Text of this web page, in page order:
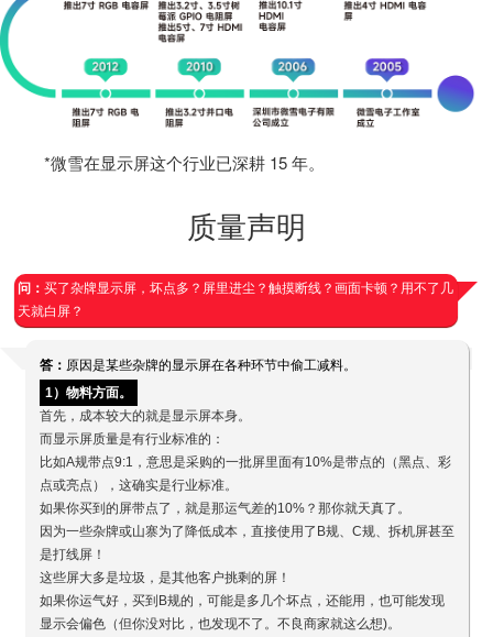
*微雪在显示屏这个行业已深耕 15 年。
质量声明
问： 买了杂牌显示屏，坏点多？屏里进尘？触摸断线？画面卡顿？用不了几
天就白屏？
答： 原因是某些杂牌的显示屏在各种环节中偷工减料。
1）物料方面。
首先，成本较大的就是显示屏本身。
而显示屏质量是有行业标准的：
比如A规带点9:1，意思是采购的一批屏里面有10%是带点的（黑点、彩
点或亮点），这确实是行业标准。
如果你买到的屏带点了，就是那运气差的10%？那你就天真了。
因为一些杂牌或山寨为了降低成本，直接使用了B规、C规、拆机屏甚至
是打线屏！
这些屏大多是垃圾，是其他客户挑剩的屏！
如果你运气好，买到B规的，可能是多几个坏点，还能用，也可能发现
显示会偏色（但你没对比，也发现不了。不良商家就这么想)。